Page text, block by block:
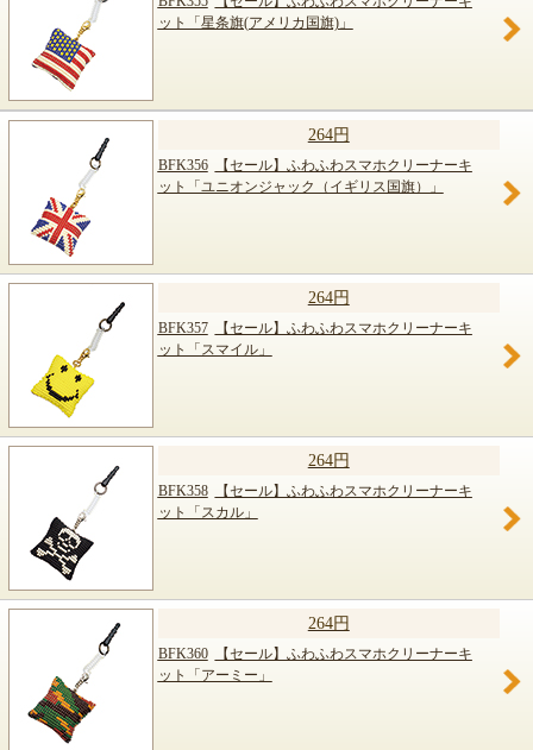
ット「星条旗(アメリカ国旗)」
264円
BFK356
【セール】ふわふわスマホクリーナーキ
ット「ユニオンジャック（イギリス国旗）」
264円
BFK357
【セール】ふわふわスマホクリーナーキ
ット「スマイル」
264円
BFK358
【セール】ふわふわスマホクリーナーキ
ット「スカル」
264円
BFK360
【セール】ふわふわスマホクリーナーキ
ット「アーミー」